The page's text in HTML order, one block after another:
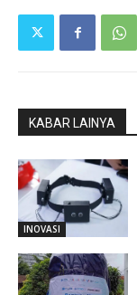
KABAR LAINYA
INOVASI